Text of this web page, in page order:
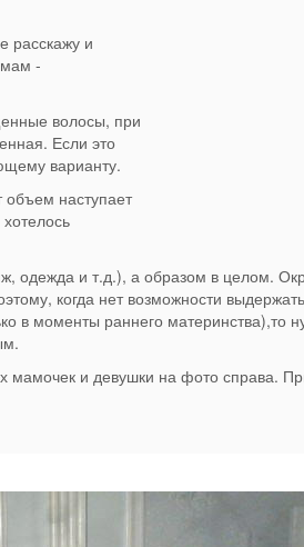
расскажу и
-
волосы, при
Если это
варианту.
наступает
одежда и т.д.), а образом в целом.
когда нет возможности
в моменты раннего материнства),то
и девушки на фото справа.